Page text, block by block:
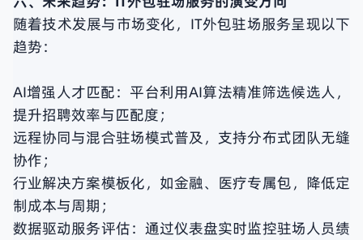
随着技术发展与市场变化，IT外包驻场服务呈现以下
趋势：
AI增强人才匹配：平台利用AI算法精准筛选候选人，
提升招聘效率与匹配度；
远程协同与混合驻场模式普及，支持分布式团队无缝
协作；
行业解决方案模板化，如金融、医疗专属包，降低定
制成本与周期；
数据驱动服务评估：通过仪表盘实时监控驻场人员绩